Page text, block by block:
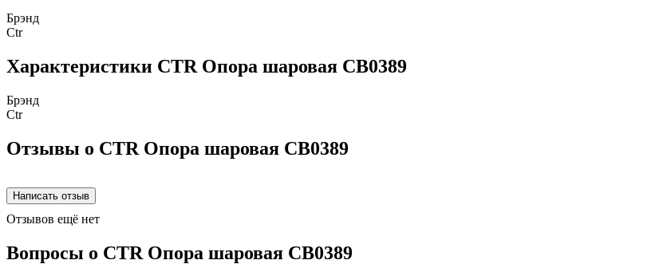
Брэнд
Ctr
Характеристики CTR Опора шаровая CB0389
Брэнд
Ctr
Отзывы о CTR Опора шаровая CB0389
Отзывов ещё нет
Вопросы о CTR Опора шаровая CB0389